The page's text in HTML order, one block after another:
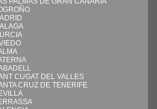
CUGAT DEL VALLES
CRUZ DE TENERIFE